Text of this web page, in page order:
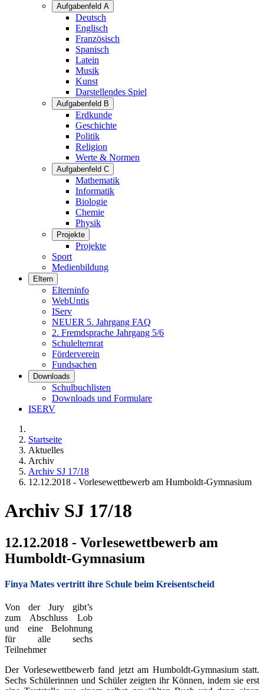
Aufgabenfeld A
Deutsch
Englisch
Französisch
Spanisch
Latein
Musik
Kunst
Darstellendes Spiel
Aufgabenfeld B
Erdkunde
Geschichte
Politik
Religion
Werte & Normen
Aufgabenfeld C
Mathematik
Informatik
Biologie
Chemie
Physik
Projekte
Projekte
Sport
Medienbildung
Eltern
Elterninfo
WebUntis
IServ
NEUER 5. Jahrgang FAQ
2. Fremdsprache Jahrgang 5/6
Schulelternrat
Förderverein
Fundsachen
Downloads
Schulbuchlisten
Downloads und Formulare
ISERV
Startseite
Aktuelles
Archiv
Archiv SJ 17/18
12.12.2018 - Vorlesewettbewerb am Humboldt-Gymnasium
Archiv SJ 17/18
12.12.2018 - Vorlesewettbewerb am
Humboldt-Gymnasium
Finya Mates vertritt ihre Schule beim Kreisentscheid
Von der Jury gibt’s
zum Abschluss Lob
und eine Belohnung
für alle sechs
Teilnehmer
Der Vorlesewettbewerb fand jetzt am Humboldt-Gymnasium statt.
Sechs Schülerinnen und Schüler zeigten ihr Können, indem sie erst